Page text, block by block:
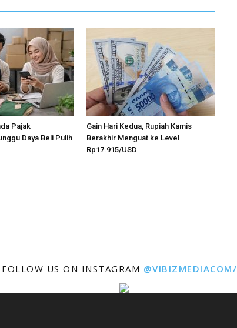
Pajak
Daya Beli Pulih
Gain Hari Kedua, Rupiah Kamis
Berakhir Menguat ke Level
Rp17.915/USD
FOLLOW US ON INSTAGRAM @VIBIZMEDIACOM/